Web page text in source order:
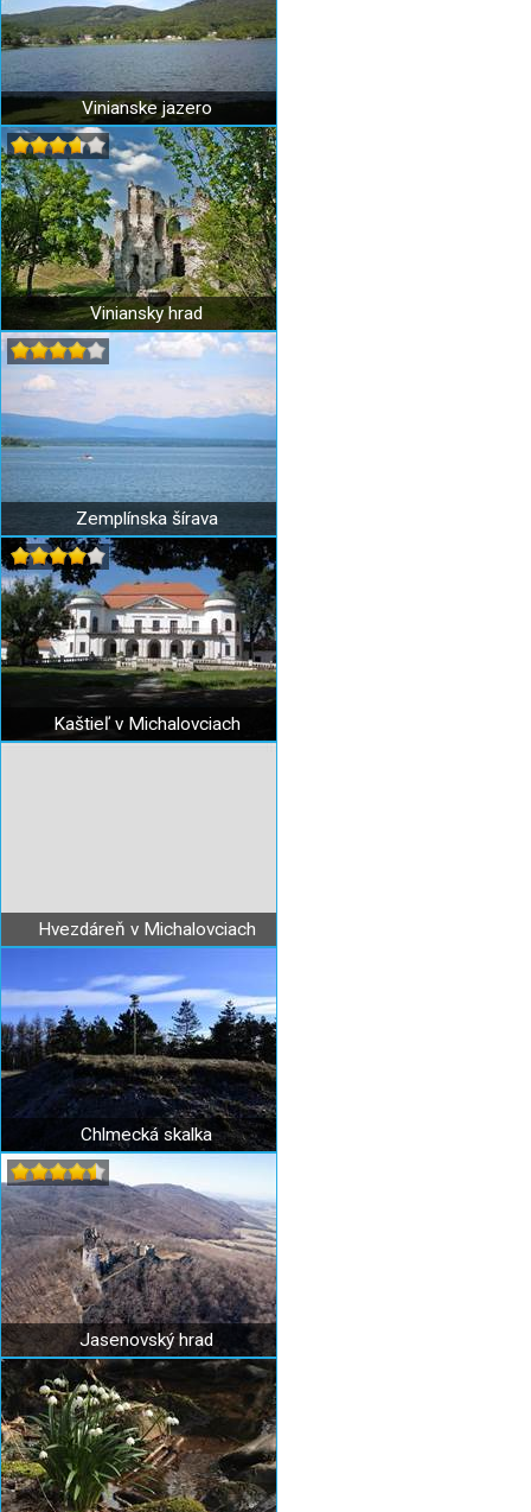
Vinianske jazero
Viniansky hrad
Zemplínska šírava
Kaštieľ v Michalovciach
Hvezdáreň v Michalovciach
Chlmecká skalka
Jasenovský hrad